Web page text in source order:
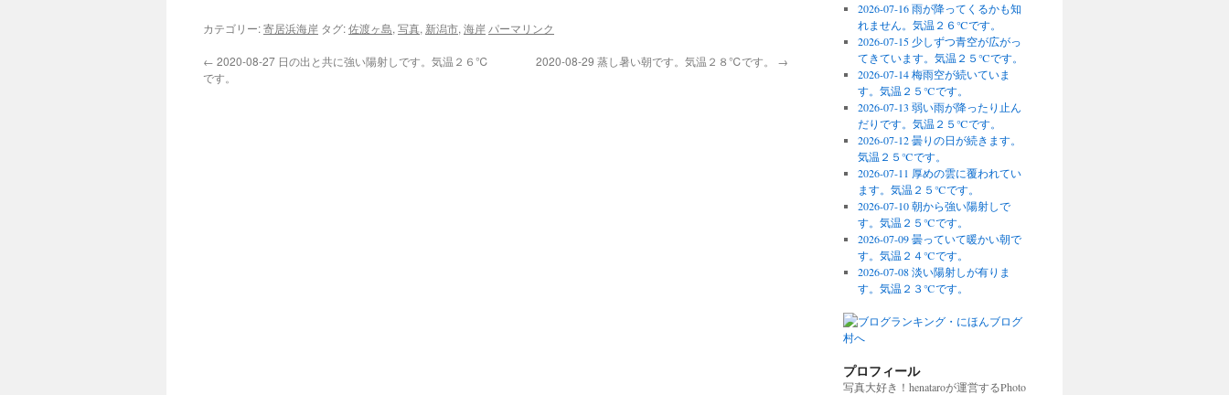
カテゴリー:寄居浜海岸 タグ:佐渡ヶ島, 写真, 新潟市, 海岸 パーマリンク
← 2020-08-27 日の出と共に強い陽射しです。気温２６℃
です。
2020-08-29 蒸し暑い朝です。気温２８℃です。 →
2026-07-16 雨が降ってくるかも知
れません。気温２６℃です。
2026-07-15 少しずつ青空が広がっ
てきています。気温２５℃です。
2026-07-14 梅雨空が続いていま
す。気温２５℃です。
2026-07-13 弱い雨が降ったり止ん
だりです。気温２５℃です。
2026-07-12 曇りの日が続きます。
気温２５℃です。
2026-07-11 厚めの雲に覆われてい
ます。気温２５℃です。
2026-07-10 朝から強い陽射しで
す。気温２５℃です。
2026-07-09 曇っていて暖かい朝で
す。気温２４℃です。
2026-07-08 淡い陽射しが有りま
す。気温２３℃です。
プロフィール
写真大好き！henataroが運営するPhoto